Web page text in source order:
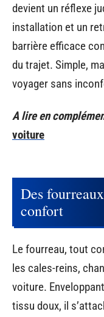
devient un réflexe
installation et un
barrière efficace
du trajet. Simple,
voyager sans
A lire en
voiture
Des
confort
Le fourreau, tout
les cales-reins,
voiture.
tissu doux, il